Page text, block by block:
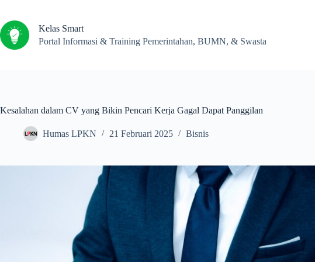
Kelas Smart
Portal Informasi & Training Pemerintahan, BUMN, & Swasta
Kesalahan dalam CV yang Bikin Pencari Kerja Gagal Dapat Panggilan
Humas LPKN 21 Februari 2025 Bisnis